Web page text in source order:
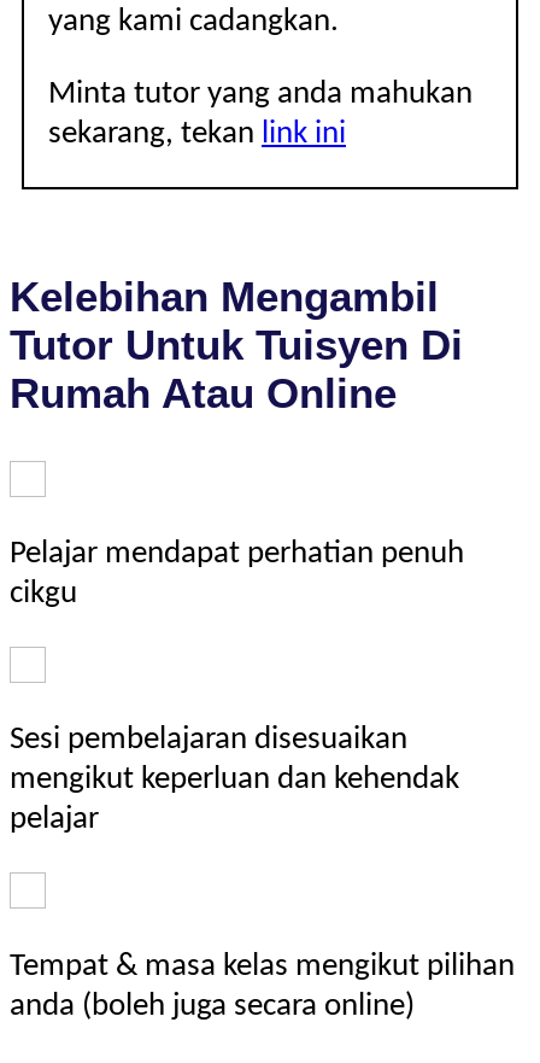
yang kami cadangkan.
Minta tutor yang anda mahukan
sekarang, tekan link ini
Kelebihan Mengambil
Tutor Untuk Tuisyen Di
Rumah Atau Online
Pelajar mendapat perhatian penuh
cikgu
Sesi pembelajaran disesuaikan
mengikut keperluan dan kehendak
pelajar
Tempat & masa kelas mengikut pilihan
anda (boleh juga secara online)